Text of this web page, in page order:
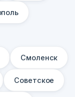
Смоленск
Советское